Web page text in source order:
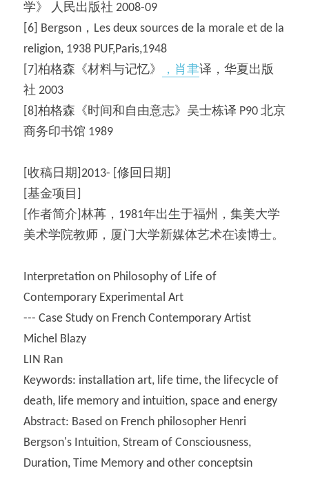
学》 人民出版社 2008-09
[6] Bergson，Les deux sources de la morale et de la
religion, 1938 PUF,Paris,1948
[7]柏格森《材料与记忆》
， 肖聿译，华夏出版
社 2003
[8]柏格森《时间和自由意志》吴士栋译 P90 北京
商务印书馆 1989
[收稿日期]2013- [修回日期]
[基金项目]
[作者简介]林苒，1981年出生于福州，集美大学
美术学院教师，厦门大学新媒体艺术在读博士。
Interpretation on Philosophy of Life of
Contemporary Experimental Art
--- Case Study on French Contemporary Artist
Michel Blazy
LIN Ran
Keywords: installation art, life time, the lifecycle of
death, life memory and intuition, space and energy
Abstract: Based on French philosopher Henri
Bergson's Intuition, Stream of Consciousness,
Duration, Time Memory and other conceptsin